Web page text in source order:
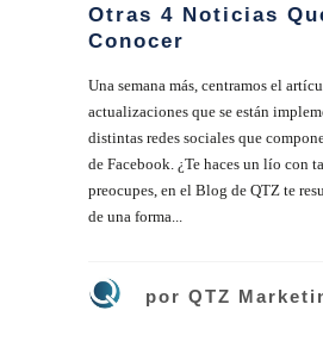
Otras 4 Noticias
Conocer
Una semana más, centramos el
actualizaciones que se están
distintas redes sociales que
de Facebook. ¿Te haces un lío con
preocupes, en el Blog de QTZ te
de una forma...
por QTZ